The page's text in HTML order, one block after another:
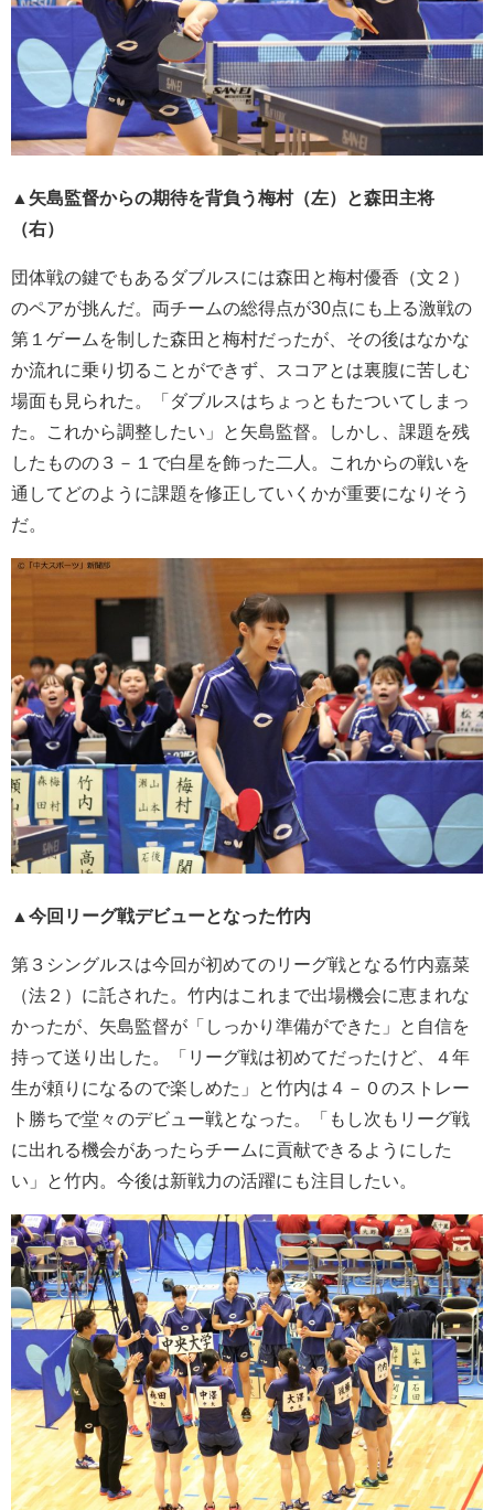
▲矢島監督からの期待を背負う梅村（左）と森田主将
（右）
団体戦の鍵でもあるダブルスには森田と梅村優香（文２）
のペアが挑んだ。両チームの総得点が30点にも上る激戦の
第１ゲームを制した森田と梅村だったが、その後はなかな
か流れに乗り切ることができず、スコアとは裏腹に苦しむ
場面も見られた。「ダブルスはちょっともたついてしまっ
た。これから調整したい」と矢島監督。しかし、課題を残
したものの３－１で白星を飾った二人。これからの戦いを
通してどのように課題を修正していくかが重要になりそう
だ。
▲今回リーグ戦デビューとなった竹内
第３シングルスは今回が初めてのリーグ戦となる竹内嘉菜
（法２）に託された。竹内はこれまで出場機会に恵まれな
かったが、矢島監督が「しっかり準備ができた」と自信を
持って送り出した。「リーグ戦は初めてだったけど、４年
生が頼りになるので楽しめた」と竹内は４－０のストレー
ト勝ちで堂々のデビュー戦となった。「もし次もリーグ戦
に出れる機会があったらチームに貢献できるようにした
い」と竹内。今後は新戦力の活躍にも注目したい。